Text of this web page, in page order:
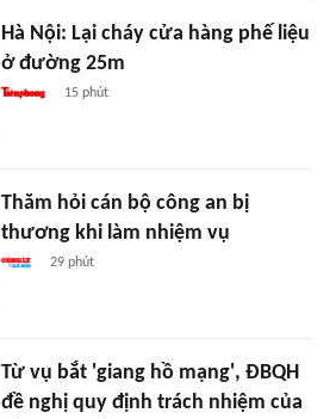
Hà Nội: Lại cháy cửa hàng phế liệu
ở đường 25m
15 phút
Thăm hỏi cán bộ công an bị
thương khi làm nhiệm vụ
29 phút
Từ vụ bắt 'giang hồ mạng', ĐBQH
đề nghị quy định trách nhiệm của